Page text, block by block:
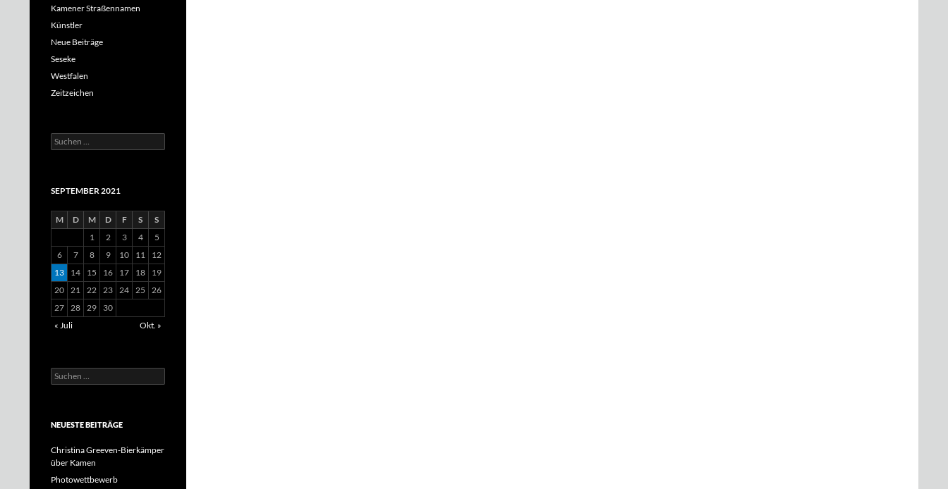
Kamener Straßennamen
Künstler
Neue Beiträge
Seseke
Westfalen
Zeitzeichen
Suchen
nach:
SEPTEMBER 2021
M D M D F S
S
1
2 3 4
5
6
7 8 9 10 11
12
13
14 15 16 17 18
19
20
21 22 23 24 25
26
27
28 29
30
« Juli
Okt. »
Suchen
nach:
NEUESTE BEITRÄGE
Christina Greeven-Bierkämper
über Kamen
Photowettbewerb